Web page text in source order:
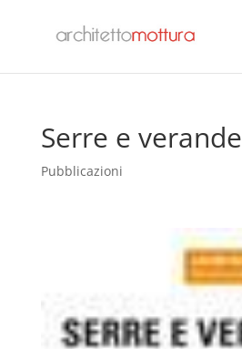
Serre e verande
Pubblicazioni